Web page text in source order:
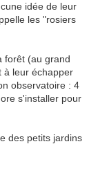
idée de leur
les "rosiers
forêt (au grand
à leur échapper
observatoire : 4
s'installer pour
des petits jardins